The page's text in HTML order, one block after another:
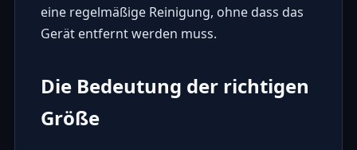
eine regelmäßige Reinigung, ohne dass das
Gerät entfernt werden muss.
Die Bedeutung der richtigen
Größe